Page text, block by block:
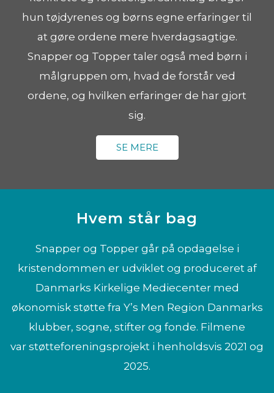
hun tøjdyrenes og børns egne erfaringer til
at gøre ordene mere hverdagsagtige.
Snapper og Topper taler også med børn i
målgruppen om, hvad de forstår ved
ordene, og hvilken erfaringer de har gjort
sig.
SE MERE
Hvem står bag
Snapper og Topper går på opdagelse i
kristendommen er udviklet og produceret af
Danmarks Kirkelige Mediecenter med
økonomisk støtte fra Y’s Men Region Danmarks
klubber, sogne, stifter og fonde. Filmene
var støtteforeningsprojekt i henholdsvis 2021 og
2025.